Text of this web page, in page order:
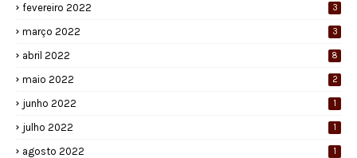
fevereiro 2022 3
março 2022 3
abril 2022 8
maio 2022 2
junho 2022 1
julho 2022 1
agosto 2022 1